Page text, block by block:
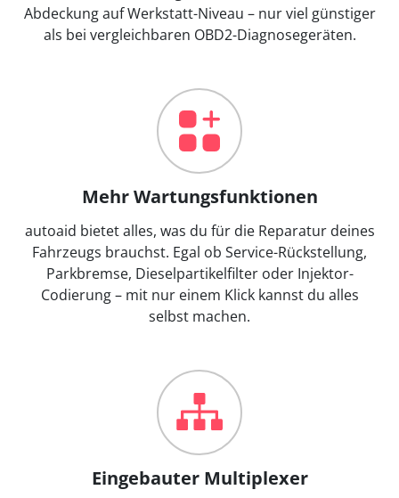
Abdeckung auf Werkstatt-Niveau – nur viel günstiger
als bei vergleichbaren OBD2-Diagnosegeräten.
Mehr Wartungsfunktionen
autoaid bietet alles, was du für die Reparatur deines
Fahrzeugs brauchst. Egal ob Service-Rückstellung,
Parkbremse, Dieselpartikelfilter oder Injektor-
Codierung – mit nur einem Klick kannst du alles
selbst machen.
Eingebauter Multiplexer